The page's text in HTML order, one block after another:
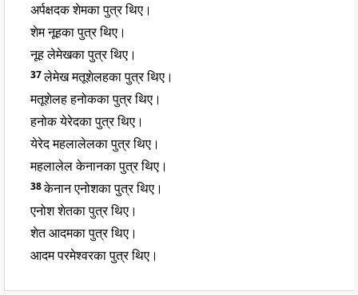
अर्पक्षदक शेमका पुत्र थिए।
शेम नूहका पुत्र थिए।
नूह लेमेखका पुत्र थिए।
37लेमेख मतूशेलहका पुत्र थिए।
मतूशेलह हनोकका पुत्र थिए।
हनोक येरेदका पुत्र थिए।
येरेद महलालेलका पुत्र थिए।
महलालेल केनानका पुत्र थिए।
38केनान एनोशका पुत्र थिए।
एनोश शेतका पुत्र थिए।
शेत आदमका पुत्र थिए।
आदम परमेश्वरका पुत्र थिए।